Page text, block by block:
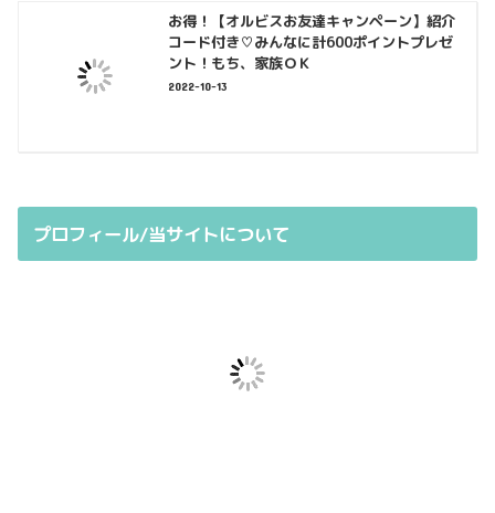
お得！【オルビスお友達キャンペーン】紹介
コード付き♡みんなに計600ポイントプレゼ
ント！もち、家族ＯＫ
2022-10-13
プロフィール/当サイトについて